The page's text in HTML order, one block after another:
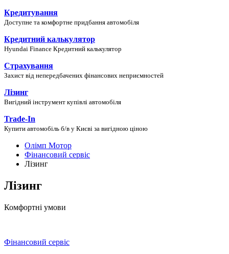
Кредитування
Доступне та комфортне придбання автомобіля
Кредитний калькулятор
Hyundai Finance Кредитний калькулятор
Страхування
Захист від непередбачених фінансових неприємностей
Лізинг
Вигідний інструмент купівлі автомобіля
Trade-In
Купити автомобіль б/в у Києві за вигідною ціною
Олімп Мотор
Фінансовий сервіс
Лізинг
Лізинг
Комфортні умови
Фінансовий сервіс